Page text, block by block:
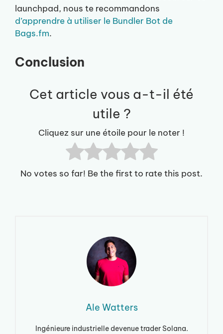
launchpad, nous te recommandons
d’apprendre à utiliser le Bundler Bot de
Bags.fm.
Conclusion
Cet article vous a-t-il été
utile ?
Cliquez sur une étoile pour le noter !
No votes so far! Be the first to rate this post.
Ale Watters
Ingénieure industrielle devenue trader Solana.